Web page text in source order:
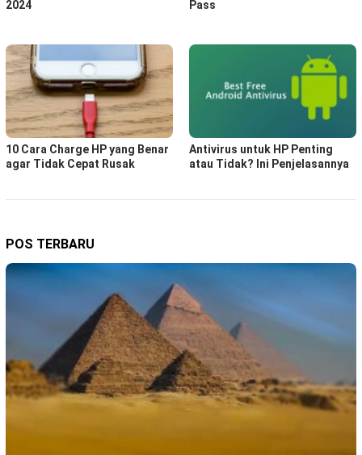
2024
Pass
10 Cara Charge HP yang Benar
agar Tidak Cepat Rusak
Antivirus untuk HP Penting
atau Tidak? Ini Penjelasannya
POS TERBARU